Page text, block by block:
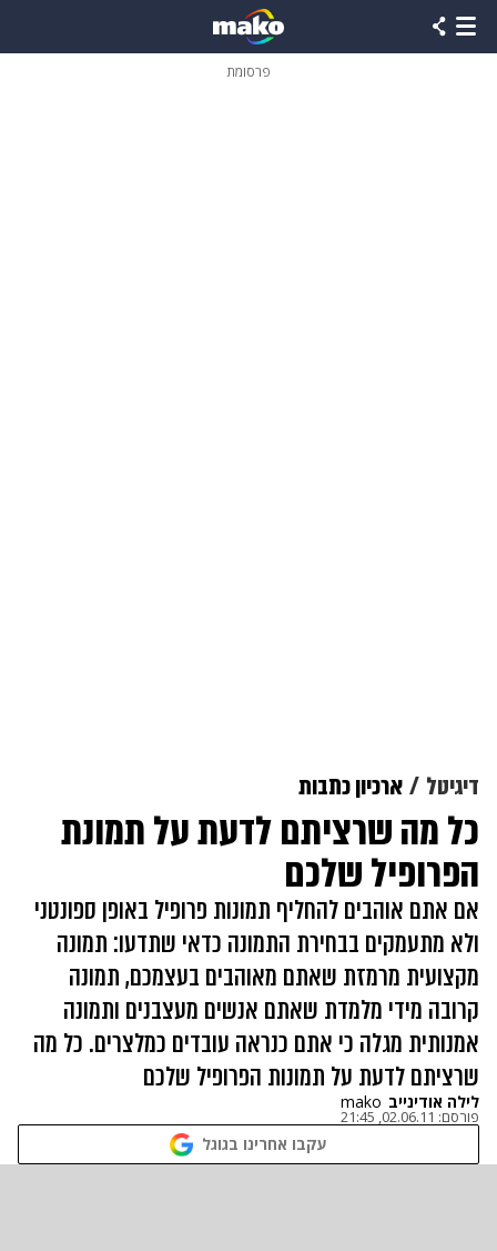
פרסומת
דיגיטל ארכיון כתבות
כל מה שרציתם לדעת על תמונת
הפרופיל שלכם
אם אתם אוהבים להחליף תמונות פרופיל באופן ספונטני
ולא מתעמקים בבחירת התמונה כדאי שתדעו: תמונה
מקצועית מרמזת שאתם מאוהבים בעצמכם, תמונה
קרובה מידי מלמדת שאתם אנשים מעצבנים ותמונה
אמנותית מגלה כי אתם כנראה עובדים כמלצרים. כל מה
שרציתם לדעת על תמונות הפרופיל שלכם
לילה אודינייב mako
פורסם: 02.06.11, 21:45
עקבו אחרינו בגוגל